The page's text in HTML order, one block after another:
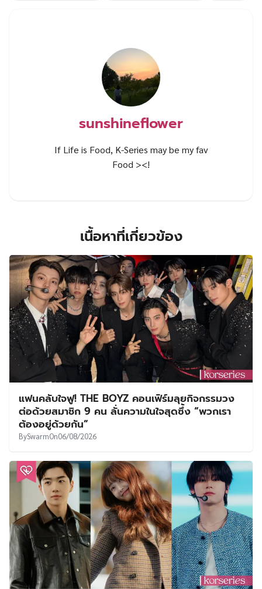
sunshineflower
If Life is Food, K-Series may be my fav
Food ><!
เนื้อหาที่เกี่ยวข้อง
แฟนคลับใจฟู! THE BOYZ คอนเฟิร์มลุยกิจกรรมวง
ต่อด้วยสมาชิก 9 คน ลั่นความในใจสุดซึ้ง “พวกเรา
ต้องอยู่ด้วยกัน”
BySwarmOn06/08/2026